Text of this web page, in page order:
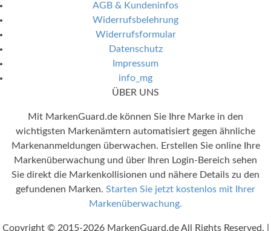
AGB & Kundeninfos
Widerrufsbelehrung
Widerrufsformular
Datenschutz
Impressum
info_mg
ÜBER UNS
Mit MarkenGuard.de können Sie Ihre Marke in den
wichtigsten Markenämtern automatisiert gegen ähnliche
Markenanmeldungen überwachen. Erstellen Sie online Ihre
Markenüberwachung und über Ihren Login-Bereich sehen
Sie direkt die Markenkollisionen und nähere Details zu den
gefundenen Marken. Starten Sie jetzt kostenlos mit Ihrer
Markenüberwachung.
Copyright © 2015-2026 MarkenGuard.de All Rights Reserved. |